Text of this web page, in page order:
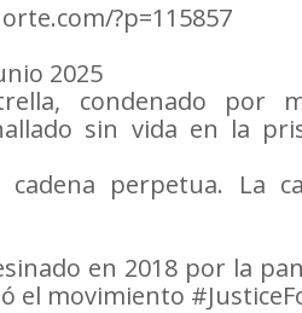
?p=115857
2025
condenado por
sin vida en la
perpetua. La
en 2018 por la
el movimiento